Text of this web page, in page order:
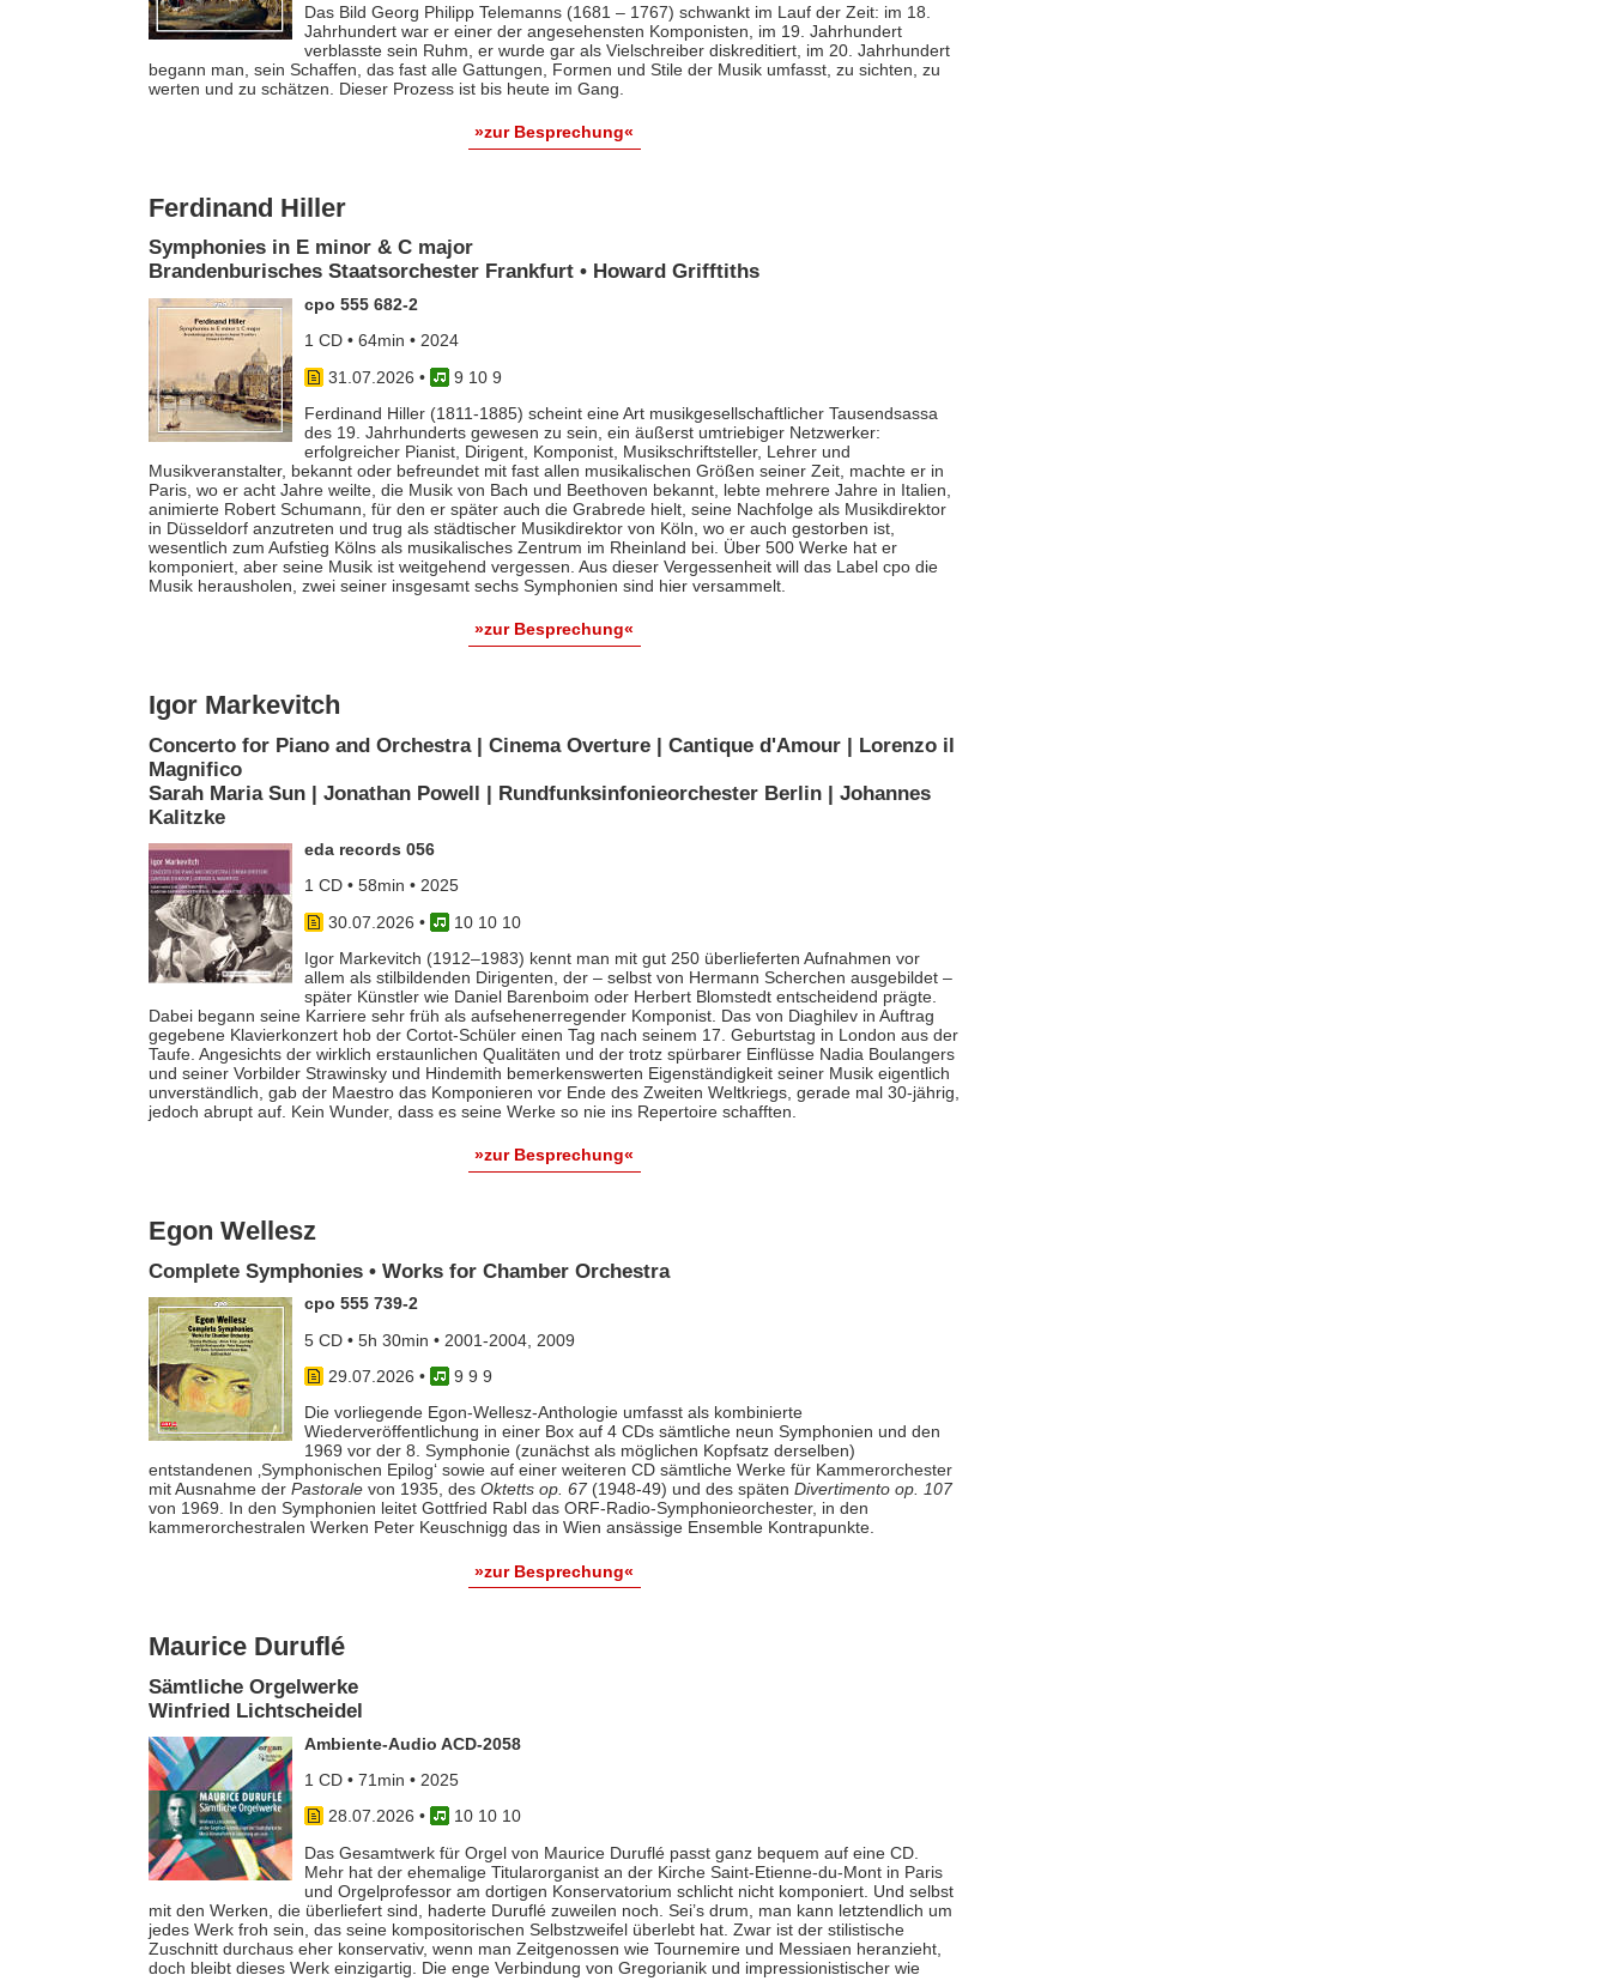
Das Bild Georg Philipp Telemanns (1681 – 1767) schwankt im Lauf der Zeit: im 18.
Jahrhundert war er einer der angesehensten Komponisten, im 19. Jahrhundert
verblasste sein Ruhm, er wurde gar als Vielschreiber diskreditiert, im 20. Jahrhundert
begann man, sein Schaffen, das fast alle Gattungen, Formen und Stile der Musik umfasst, zu sichten, zu
werten und zu schätzen. Dieser Prozess ist bis heute im Gang.
»zur Besprechung«
Ferdinand Hiller
Symphonies in E minor & C major
Brandenburisches Staatsorchester Frankfurt • Howard Grifftiths
cpo 555 682-2
1 CD • 64min • 2024
31.07.2026 •
9 10 9
Ferdinand Hiller (1811-1885) scheint eine Art musikgesellschaftlicher Tausendsassa
des 19. Jahrhunderts gewesen zu sein, ein äußerst umtriebiger Netzwerker:
erfolgreicher Pianist, Dirigent, Komponist, Musikschriftsteller, Lehrer und
Musikveranstalter, bekannt oder befreundet mit fast allen musikalischen Größen seiner Zeit, machte er in
Paris, wo er acht Jahre weilte, die Musik von Bach und Beethoven bekannt, lebte mehrere Jahre in Italien,
animierte Robert Schumann, für den er später auch die Grabrede hielt, seine Nachfolge als Musikdirektor
in Düsseldorf anzutreten und trug als städtischer Musikdirektor von Köln, wo er auch gestorben ist,
wesentlich zum Aufstieg Kölns als musikalisches Zentrum im Rheinland bei. Über 500 Werke hat er
komponiert, aber seine Musik ist weitgehend vergessen. Aus dieser Vergessenheit will das Label cpo die
Musik herausholen, zwei seiner insgesamt sechs Symphonien sind hier versammelt.
»zur Besprechung«
Igor Markevitch
Concerto for Piano and Orchestra | Cinema Overture | Cantique d'Amour | Lorenzo il
Magnifico
Sarah Maria Sun | Jonathan Powell | Rundfunksinfonieorchester Berlin | Johannes
Kalitzke
eda records 056
1 CD • 58min • 2025
30.07.2026 •
10 10 10
Igor Markevitch (1912–1983) kennt man mit gut 250 überlieferten Aufnahmen vor
allem als stilbildenden Dirigenten, der – selbst von Hermann Scherchen ausgebildet –
später Künstler wie Daniel Barenboim oder Herbert Blomstedt entscheidend prägte.
Dabei begann seine Karriere sehr früh als aufsehenerregender Komponist. Das von Diaghilev in Auftrag
gegebene Klavierkonzert hob der Cortot-Schüler einen Tag nach seinem 17. Geburtstag in London aus der
Taufe. Angesichts der wirklich erstaunlichen Qualitäten und der trotz spürbarer Einflüsse Nadia Boulangers
und seiner Vorbilder Strawinsky und Hindemith bemerkenswerten Eigenständigkeit seiner Musik eigentlich
unverständlich, gab der Maestro das Komponieren vor Ende des Zweiten Weltkriegs, gerade mal 30-jährig,
jedoch abrupt auf. Kein Wunder, dass es seine Werke so nie ins Repertoire schafften.
»zur Besprechung«
Egon Wellesz
Complete Symphonies • Works for Chamber Orchestra
cpo 555 739-2
5 CD • 5h 30min • 2001-2004, 2009
29.07.2026 •
9 9 9
Die vorliegende Egon-Wellesz-Anthologie umfasst als kombinierte
Wiederveröffentlichung in einer Box auf 4 CDs sämtliche neun Symphonien und den
1969 vor der 8. Symphonie (zunächst als möglichen Kopfsatz derselben)
entstandenen ‚Symphonischen Epilog‘ sowie auf einer weiteren CD sämtliche Werke für Kammerorchester
mit Ausnahme der Pastoralevon 1935, des Oktetts op. 67(1948-49) und des späten Divertimento op. 107
von 1969. In den Symphonien leitet Gottfried Rabl das ORF-Radio-Symphonieorchester, in den
kammerorchestralen Werken Peter Keuschnigg das in Wien ansässige Ensemble Kontrapunkte.
»zur Besprechung«
Maurice Duruflé
Sämtliche Orgelwerke
Winfried Lichtscheidel
Ambiente-Audio ACD-2058
1 CD • 71min • 2025
28.07.2026 •
10 10 10
Das Gesamtwerk für Orgel von Maurice Duruflé passt ganz bequem auf eine CD.
Mehr hat der ehemalige Titularorganist an der Kirche Saint-Etienne-du-Mont in Paris
und Orgelprofessor am dortigen Konservatorium schlicht nicht komponiert. Und selbst
mit den Werken, die überliefert sind, haderte Duruflé zuweilen noch. Sei’s drum, man kann letztendlich um
jedes Werk froh sein, das seine kompositorischen Selbstzweifel überlebt hat. Zwar ist der stilistische
Zuschnitt durchaus eher konservativ, wenn man Zeitgenossen wie Tournemire und Messiaen heranzieht,
doch bleibt dieses Werk einzigartig. Die enge Verbindung von Gregorianik und impressionistischer wie